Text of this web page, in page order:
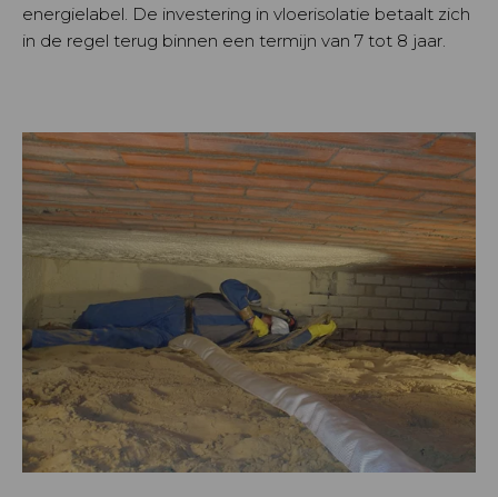
energielabel. De investering in vloerisolatie betaalt zich
in de regel terug binnen een termijn van 7 tot 8 jaar.